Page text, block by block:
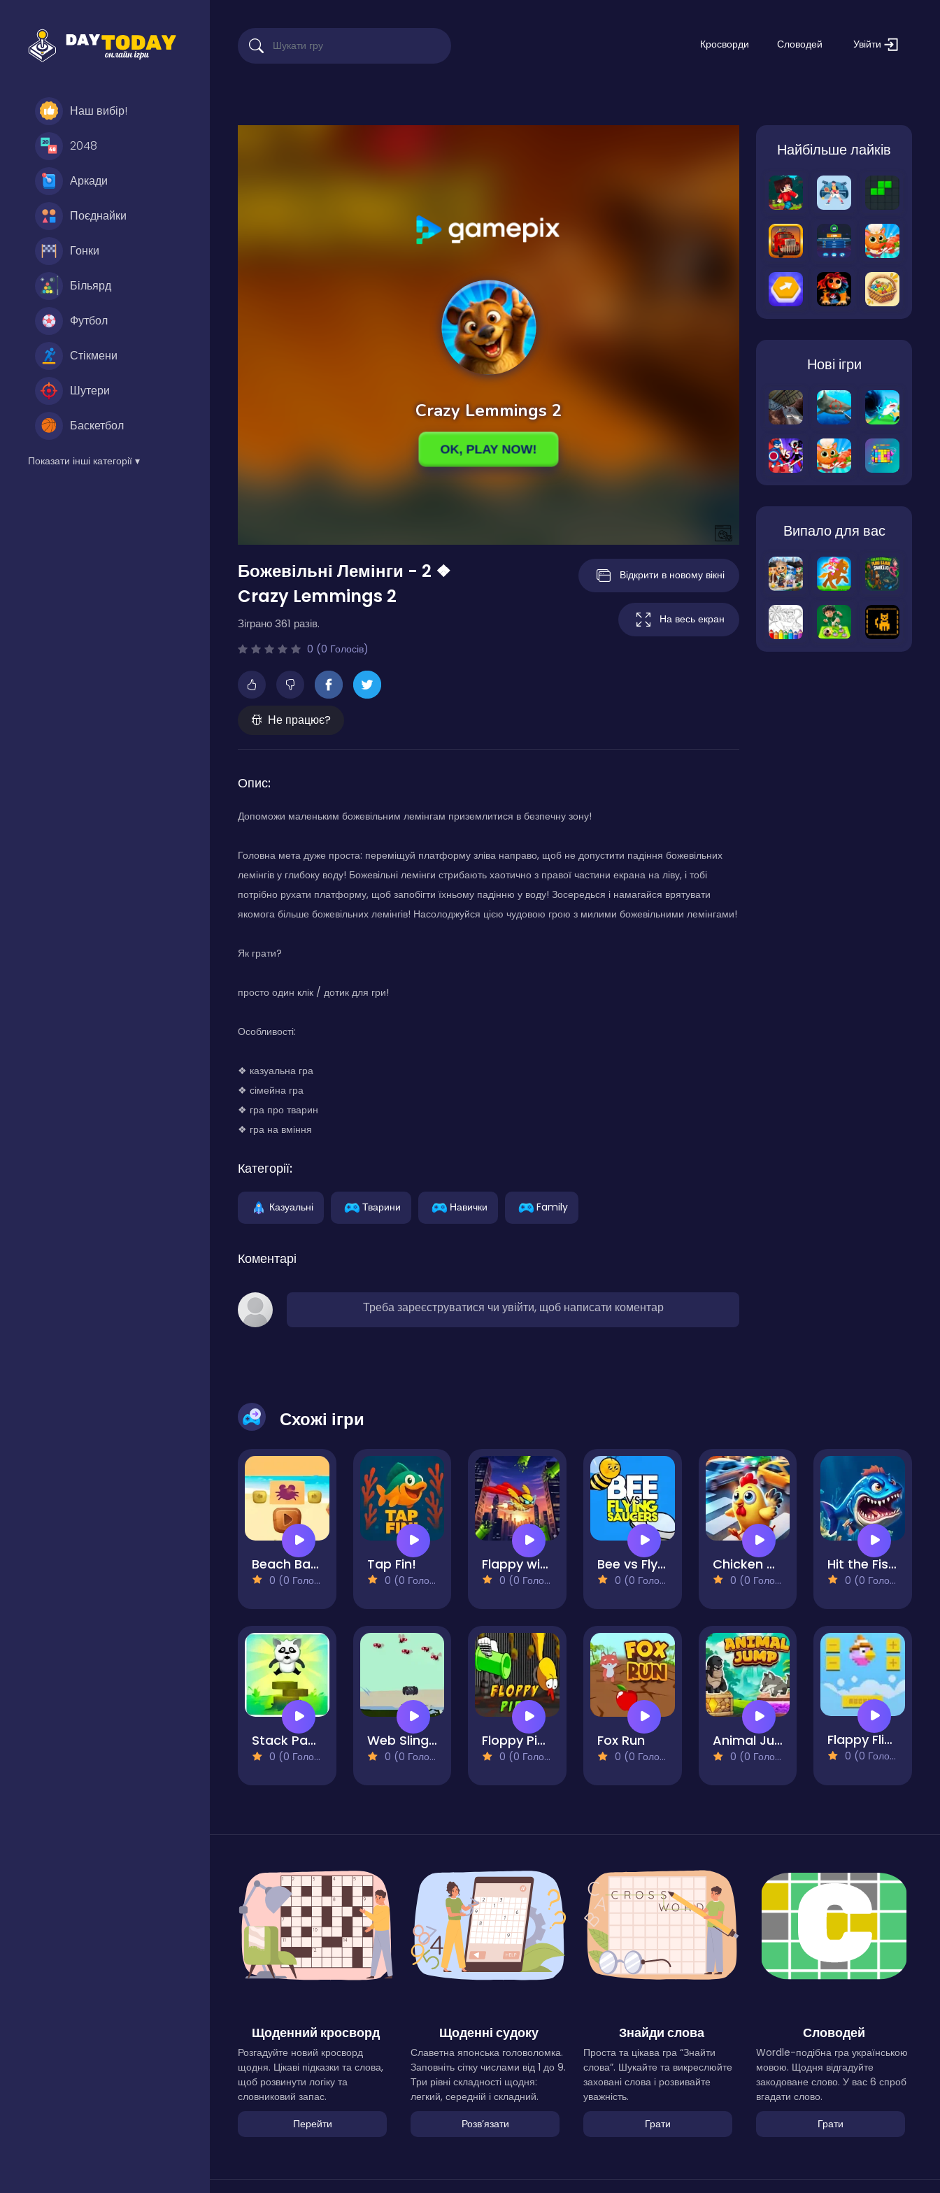
Наш вибір!
2048
Аркади
Поєднайки
Гонки
Більярд
Футбол
Стікмени
Шутери
Баскетбол
Показати інші категорії ▾
Кросворди Словодей Увійти
Божевільні Лемінги - 2 ❖
Crazy Lemmings 2
Зіграно 361 разів.
0 (0 Голосів)
Не працює?
Відкрити в новому вікні
На весь екран
Опис:
Допоможи маленьким божевільним лемінгам приземлитися в безпечну зону!
Головна мета дуже проста: переміщуй платформу зліва направо, щоб не допустити падіння божевільних
лемінгів у глибоку воду! Божевільні лемінги стрибають хаотично з правої частини екрана на ліву, і тобі
потрібно рухати платформу, щоб запобігти їхньому падінню у воду! Зосередься і намагайся врятувати
якомога більше божевільних лемінгів! Насолоджуйся цією чудовою грою з милими божевільними лемінгами!
Як грати?
просто один клік / дотик для гри!
Особливості:
❖ казуальна гра
❖ сімейна гра
❖ гра про тварин
❖ гра на вміння
Категорії:
Казуальні Тварини Навички Family
Коментарі
Треба зареєструватися чи увійти, щоб написати коментар
Найбільше лайків
Нові ігри
Випало для вас
Схожі ігри
Beach Bash
0 (0 Голосів)
Tap Fin!
0 (0 Голосів)
Flappy with Powers
0 (0 Голосів)
Bee vs Flying Saucers
0 (0 Голосів)
Chicken Crossed
0 (0 Голосів)
Hit the Fish Monster
0 (0 Голосів)
Stack Panda
0 (0 Голосів)
Web Slinger Insect Capture Challenge
0 (0 Голосів)
Floppy Pipe
0 (0 Голосів)
Fox Run
0 (0 Голосів)
Animal Jump
0 (0 Голосів)
Flappy Flight
0 (0 Голосів)
Щоденний кросворд
Розгадуйте новий кросворд
щодня. Цікаві підказки та слова,
щоб розвинути логіку та
словниковий запас.
Перейти
Щоденні судоку
Славетна японська головоломка.
Заповніть сітку числами від 1 до 9.
Три рівні складності щодня:
легкий, середній і складний.
Розвʼязати
Знайди слова
Проста та цікава гра “Знайти
слова”. Шукайте та викреслюйте
заховані слова і розвивайте
уважність.
Грати
Словодей
Wordle-подібна гра українською
мовою. Щодня відгадуйте
закодоване слово. У вас 6 спроб
вгадати слово.
Грати